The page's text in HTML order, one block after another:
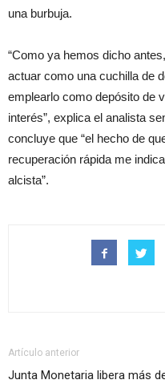
una burbuja.
“Como ya hemos dicho
actuar como una cuchilla de
emplearlo como depósito de
interés”, explica el analista
concluye que “el hecho de
recuperación rápida me
alcista”.
Artículo anterior
Junta Monetaria libera más